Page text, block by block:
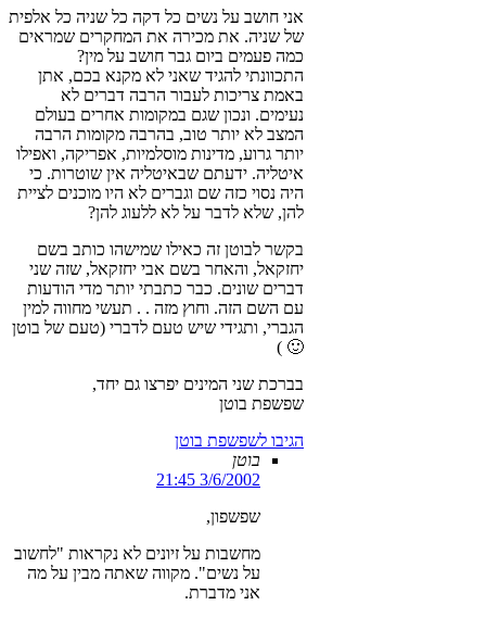
אני חושב על נשים כל דקה כל שניה כל אלפית
של שניה. את מכירה את המחקרים שמראים
כמה פעמים ביום גבר חושב על מין?
התכוונתי להגיד שאני לא מקנא בכם, אתן
באמת צריכות לעבור הרבה דברים לא
נעימים. ונכון שגם במקומות אחרים בעולם
המצב לא יותר טוב, בהרבה מקומות הרבה
יותר גרוע, מדינות מוסלמיות, אפריקה, ואפילו
איטליה. ידעתם שבאיטליה אין שוטרות. כי
היה נסוי כזה שם וגברים לא היו מוכנים לציית
להן, שלא לדבר על לא ללעוג להן?
בקשר לבוטן זה כאילו שמישהו כותב בשם
יחזקאל, והאחר בשם אבי יחזקאל, שזה שני
דברים שונים. כבר כתבתי יותר מדי הודעות
עם השם הזה. וחוץ מזה . . תעשי מחווה למין
הגברי, ותגידי שיש טעם לדברי (טעם של בוטן
🙂 )
בברכת שני המינים יפרצו גם יחד,
שפשפת בוטן
הגיבו לשפשפת בוטן
בוטן
3/6/2002 21:45
שפשפון,
מחשבות על זיונים לא נקראות "לחשוב
על נשים". מקווה שאתה מבין על מה
אני מדברת.